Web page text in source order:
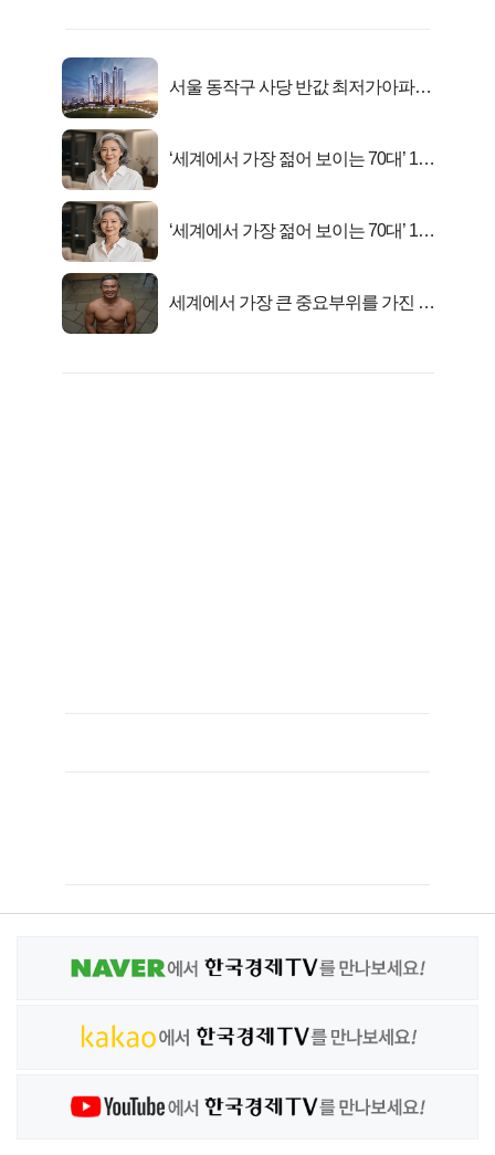
서울 동작구 사당 반값 최저가아파트
‘세계에서 가장 젊어 보이는 70대’ 1위
‘세계에서 가장 젊어 보이는 70대’ 1위
세계에서 가장 큰 중요부위를 가진 남